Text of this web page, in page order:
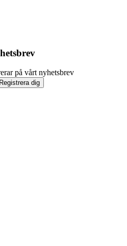
på vårt nyhetsbrev
Registrera dig